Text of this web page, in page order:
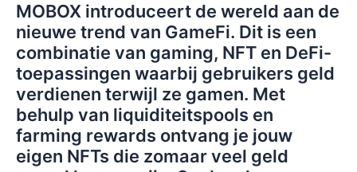
MOBOX introduceert de wereld aan de
nieuwe trend van GameFi. Dit is een
combinatie van gaming, NFT en DeFi-
toepassingen waarbij gebruikers geld
verdienen terwijl ze gamen. Met
behulp van liquiditeitspools en
farming rewards ontvang je jouw
eigen NFTs die zomaar veel geld